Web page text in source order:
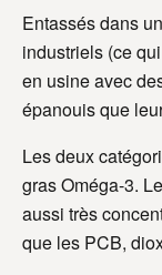
Entassés dans
industriels (ce
en usine avec
épanouis que
Les deux
gras Oméga-3.
aussi très
que les PCB,